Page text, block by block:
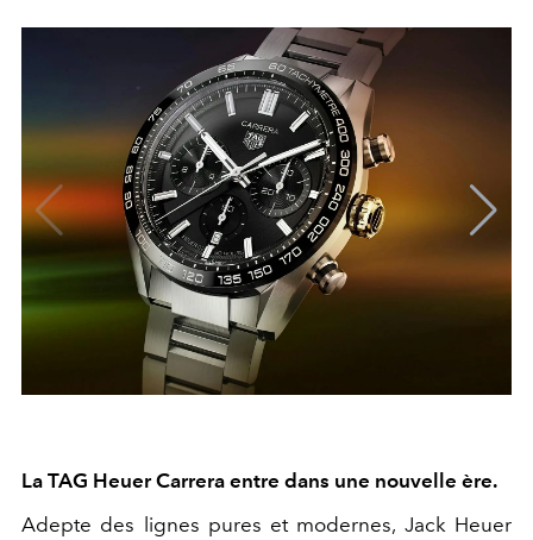
La TAG Heuer Carrera entre dans une nouvelle ère.
Adepte des lignes pures et modernes, Jack Heuer